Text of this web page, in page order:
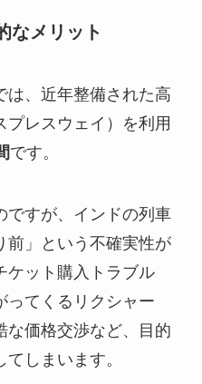
なメリット
は、近年整備された高
レスウェイ）を利用
です。
ですが、インドの列車
前」という不確実性が
ケット購入トラブル
ってくるリクシャー
な価格交渉など、目的
しまいます。